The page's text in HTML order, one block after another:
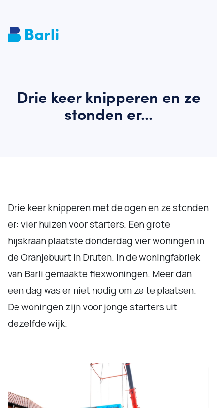
Drie keer knipperen en ze
stonden er...
Drie keer knipperen met de ogen en ze stonden
er: vier huizen voor starters. Een grote
hijskraan plaatste donderdag vier woningen in
de Oranjebuurt in Druten. In de woningfabriek
van Barli gemaakte flexwoningen. Meer dan
een dag was er niet nodig om ze te plaatsen.
De woningen zijn voor jonge starters uit
dezelfde wijk.